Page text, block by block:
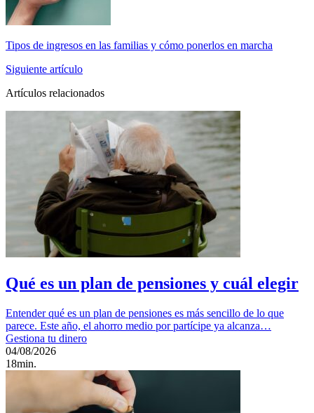
Tipos de ingresos en las familias y cómo ponerlos en marcha
Siguiente artículo
Artículos relacionados
Qué es un plan de pensiones y cuál elegir
Entender qué es un plan de pensiones es más sencillo de lo que
parece. Este año, el ahorro medio por partícipe ya alcanza…
Gestiona tu dinero
04/08/2026
18min.